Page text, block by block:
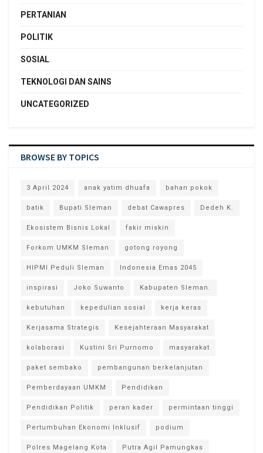
PERTANIAN
POLITIK
SOSIAL
TEKNOLOGI DAN SAINS
UNCATEGORIZED
BROWSE BY TOPICS
3 April 2024 anak yatim dhuafa bahan pokok
batik Bupati Sleman debat Cawapres Dedeh K.
Ekosistem Bisnis Lokal fakir miskin
Forkom UMKM Sleman gotong royong
HIPMI Peduli Sleman Indonesia Emas 2045
inspirasi Joko Suwanto Kabupaten Sleman.
kebutuhan kepedulian sosial kerja keras
Kerjasama Strategis Kesejahteraan Masyarakat
kolaborasi Kustini Sri Purnomo masyarakat
paket sembako pembangunan berkelanjutan
Pemberdayaan UMKM Pendidikan
Pendidikan Politik peran kader permintaan tinggi
Pertumbuhan Ekonomi Inklusif podium
Polres Magelang Kota Putra Agil Pamungkas